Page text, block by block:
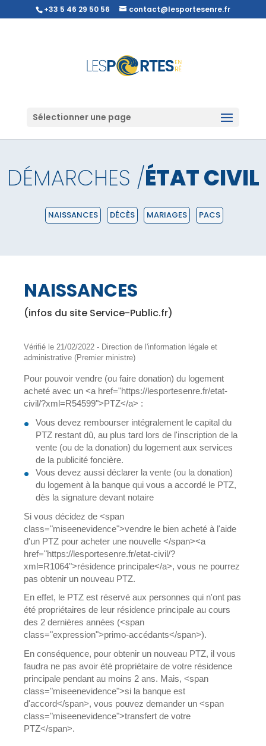
+33 5 46 29 50 56 contact@lesportesenre.fr
Sélectionner une page
DÉMARCHES /ÉTAT CIVIL
NAISSANCES DÉCÈS MARIAGES PACS
NAISSANCES
(infos du site Service-Public.fr)
Vérifié le 21/02/2022 - Direction de l'information légale et
administrative (Premier ministre)
Pour pouvoir vendre (ou faire donation) du logement
acheté avec un <a href="https://lesportesenre.fr/etat-
civil/?xml=R54599">PTZ</a> :
Vous devez rembourser intégralement le capital du
PTZ restant dû, au plus tard lors de l'inscription de la
vente (ou de la donation) du logement aux services
de la publicité foncière.
Vous devez aussi déclarer la vente (ou la donation)
du logement à la banque qui vous a accordé le PTZ,
dès la signature devant notaire
Si vous décidez de <span
class="miseenevidence">vendre le bien acheté à l'aide
d'un PTZ pour acheter une nouvelle </span><a
href="https://lesportesenre.fr/etat-civil/?
xml=R1064">résidence principale</a>, vous ne pourrez
pas obtenir un nouveau PTZ.
En effet, le PTZ est réservé aux personnes qui n'ont pas
été propriétaires de leur résidence principale au cours
des 2 dernières années (<span
class="expression">primo-accédants</span>).
En conséquence, pour obtenir un nouveau PTZ, il vous
faudra ne pas avoir été propriétaire de votre résidence
principale pendant au moins 2 ans. Mais, <span
class="miseenevidence">si la banque est
d'accord</span>, vous pouvez demander un <span
class="miseenevidence">transfert de votre
PTZ</span>.